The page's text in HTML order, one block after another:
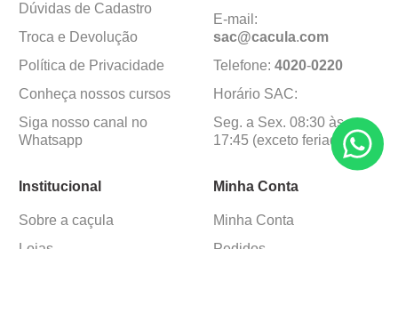
Dúvidas de Cadastro
Troca e Devolução
Política de Privacidade
Conheça nossos cursos
Siga nosso canal no
Whatsapp
E-mail:
sac@cacula.com
Telefone: 4020-0220
Horário SAC:
Seg. a Sex. 08:30 às
17:45 (exceto feriados)
Institucional
Sobre a caçula
Lojas
Minha Conta
Minha Conta
Pedidos